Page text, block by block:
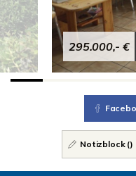
295.000,- €
Notizblock ()